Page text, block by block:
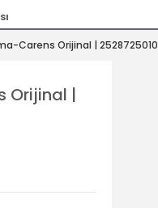
Carens Orijinal | 2528725010
Orijinal |